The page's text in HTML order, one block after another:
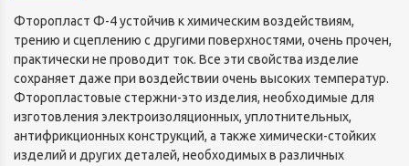
Фторопласт Ф-4 устойчив к химическим воздействиям,
трению и сцеплению с другими поверхностями, очень прочен,
практически не проводит ток. Все эти свойства изделие
сохраняет даже при воздействии очень высоких температур.
Фторопластовые стержни-это изделия, необходимые для
изготовления электроизоляционных, уплотнительных,
антифрикционных конструкций, а также химически-стойких
изделий и других деталей, необходимых в различных